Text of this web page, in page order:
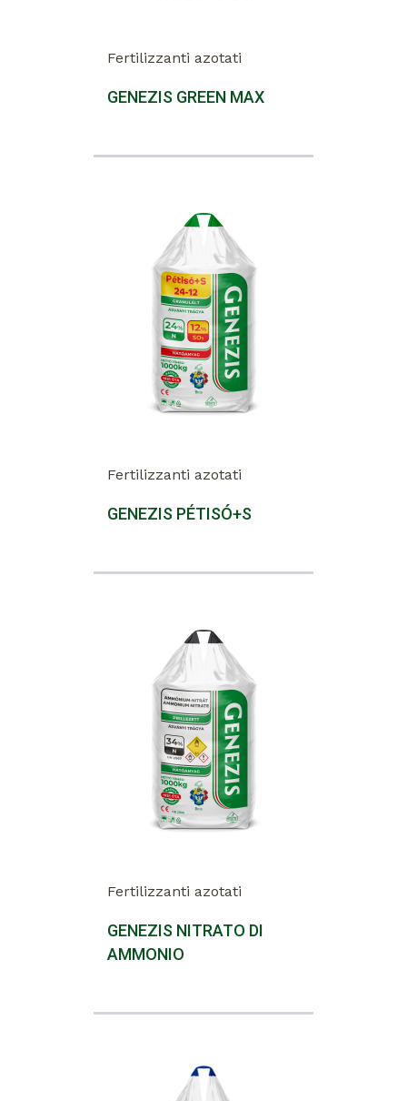
Fertilizzanti azotati
GENEZIS GREEN MAX
Fertilizzanti azotati
GENEZIS PÉTISÓ+S
Fertilizzanti azotati
GENEZIS NITRATO DI
AMMONIO